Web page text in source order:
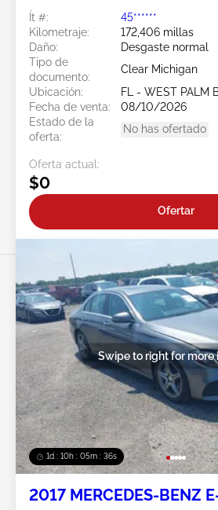
Ít #:
45******
Kilometraje:
172,406 millas
Daño:
Desgaste normal
Tipo de
documento:
Clear Michigan
Ubicación:
FL - WEST PALM
Fecha de venta:
08/10/2026
Estado de la
oferta:
No has ofertado
Oferta actual:
$0
Ofertar
1d : 10h : 05m : 34s
Swipe to right for more
2017 MERCEDES-BENZ